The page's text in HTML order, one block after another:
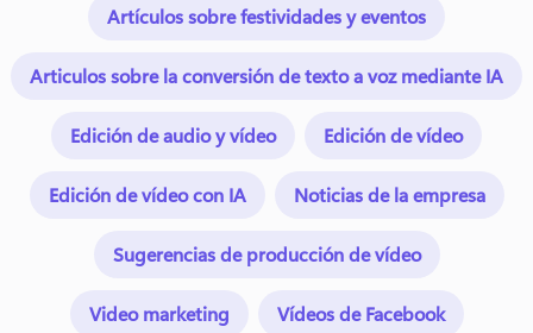
Artículos sobre festividades y eventos
Articulos sobre la conversión de texto a voz mediante IA
Edición de audio y vídeo Edición de vídeo
Edición de vídeo con IA Noticias de la empresa
Sugerencias de producción de vídeo
Video marketing Vídeos de Facebook